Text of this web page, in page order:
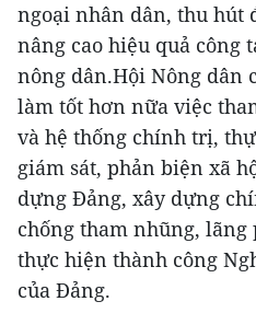
ngoại nhân dân, thu hút
nâng cao hiệu quả công
nông dân.Hội Nông dân
làm tốt hơn nữa việc
và hệ thống chính trị,
giám sát, phản biện xã
dựng Đảng, xây dựng
chống tham nhũng,
thực hiện thành công
của Đảng.